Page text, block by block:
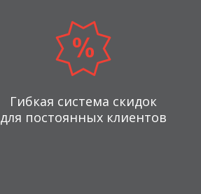
Гибкая система скидок
для постоянных клиентов